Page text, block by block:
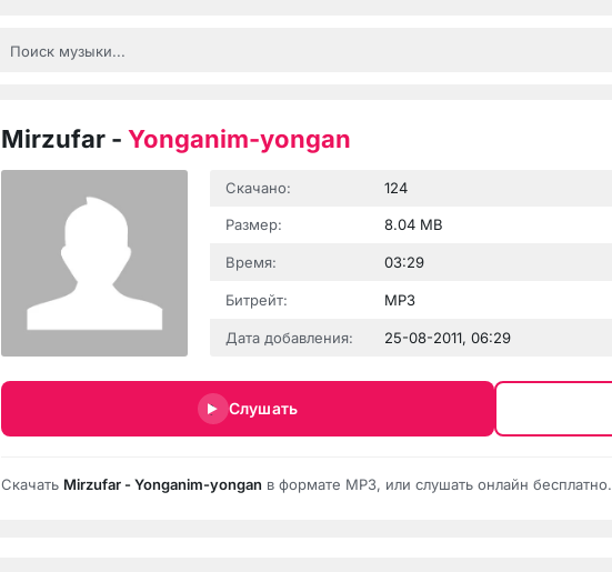
Mirzufar - Yonganim-yongan
Скачано: 124
Размер: 8.04 MB
Время: 03:29
Битрейт: MP3
Дата добавления: 25-08-2011, 06:29
Слушать
Скачать Mirzufar - Yonganim-yongan в формате MP3, или слушать онлайн бесплатно.